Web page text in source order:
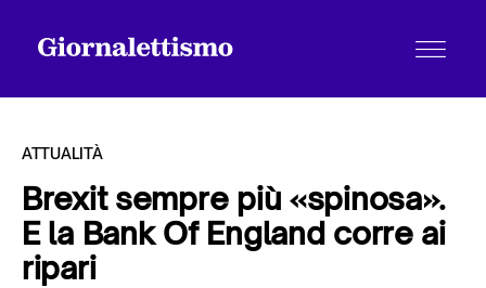
Tutti gli articoli
ATTUALITÀ
Brexit sempre più «spinosa».
E la Bank Of England corre ai
ripari